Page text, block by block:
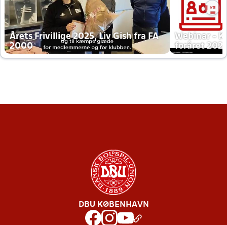
Årets Frivillige 2025, Liv Gish fra FA
2000
Webinar -
foråret
DBU KØBENHAVN